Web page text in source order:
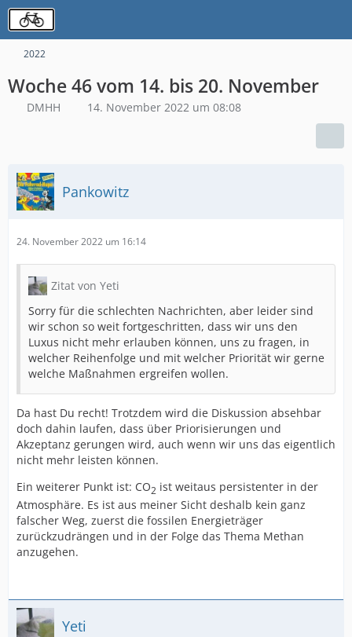
2022
Woche 46 vom 14. bis 20. November
DMHH 14. November 2022 um 08:08
Pankowitz
24. November 2022 um 16:14
Zitat von Yeti
Sorry für die schlechten Nachrichten, aber leider sind
wir schon so weit fortgeschritten, dass wir uns den
Luxus nicht mehr erlauben können, uns zu fragen, in
welcher Reihenfolge und mit welcher Priorität wir gerne
welche Maßnahmen ergreifen wollen.
Da hast Du recht! Trotzdem wird die Diskussion absehbar
doch dahin laufen, dass über Priorisierungen und
Akzeptanz gerungen wird, auch wenn wir uns das eigentlich
nicht mehr leisten können.
Ein weiterer Punkt ist: CO2 ist weitaus persistenter in der
Atmosphäre. Es ist aus meiner Sicht deshalb kein ganz
falscher Weg, zuerst die fossilen Energieträger
zurückzudrängen und in der Folge das Thema Methan
anzugehen.
Yeti